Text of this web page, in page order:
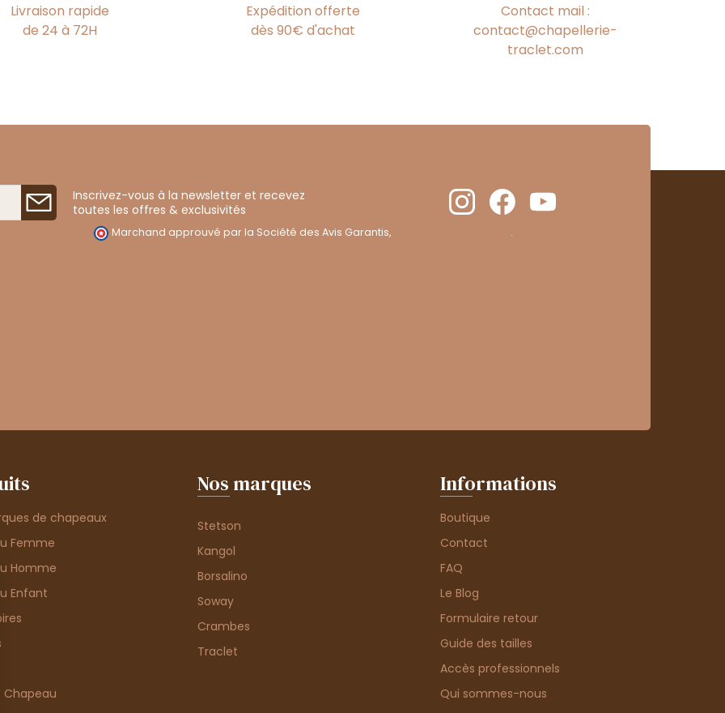
Livraison rapide
de 24 à 72H
Expédition offerte
dès 90€ d'achat
Contact mail :
contact@chapellerie-
traclet.com
Inscrivez-vous à la newsletter et recevez
toutes les offres & exclusivités
Marchand approuvé par la Société des Avis Garantis, .
de chapeaux
Femme
Homme
Enfant
Chapeau
Nos marques
Stetson
Kangol
Borsalino
Soway
Crambes
Traclet
Informations
Boutique
Contact
FAQ
Le Blog
Formulaire retour
Guide des tailles
Accès professionnels
Qui sommes-nous